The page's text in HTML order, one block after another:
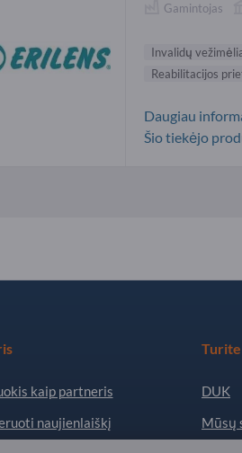
Gamintojas
Invalidų
Reabilitacijos
Daugiau
Šio tiekėjo
kaip partneris
naujienlaiškį
Turite
DUK
Mūsų